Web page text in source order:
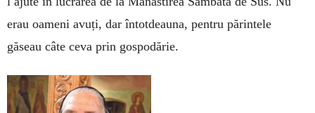
erau oameni avuți, dar întotdeauna, pentru părintele
găseau câte ceva prin gospodărie.